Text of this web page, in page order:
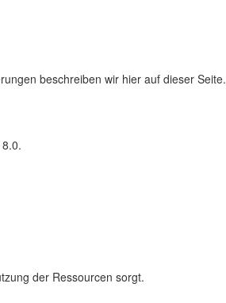
beschreiben wir hier auf dieser Seite.
der Ressourcen sorgt.